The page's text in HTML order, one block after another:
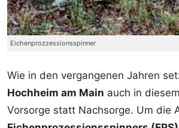
Eichenprozzessionsspinner
Wie in den vergangenen Jahren
Hochheim am Main auch in
Vorsorge statt Nachsorge. Um die